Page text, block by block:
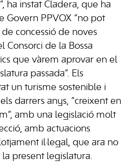
ha instat Cladera, que ha
Govern PPVOX “no pot
concessió de noves
Consorci de la Bossa
que vàrem aprovar en el
passada”. Els
un turisme sostenible i
darrers anys, “creixent en
amb una legislació molt
amb actuacions
il·legal, que ara no
present legislatura.